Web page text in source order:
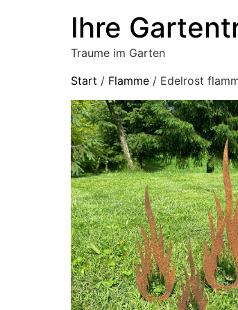
Ihre
Traume im Garten
Start / Flamme / Edelrost